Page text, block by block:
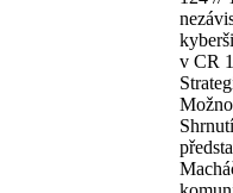
v CR